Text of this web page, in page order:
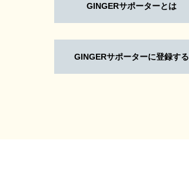
GINGERサポーターとは
GINGERサポーターに登録する